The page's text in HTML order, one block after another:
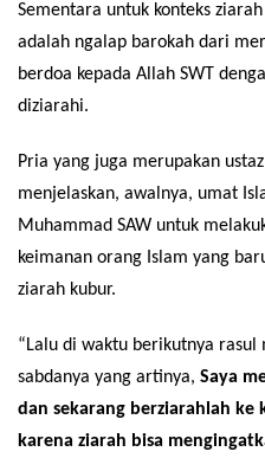
Sementara untuk konteks
adalah ngalap barokah dari
berdoa kepada Allah SWT
diziarahi.
Pria yang juga merupakan
menjelaskan, awalnya, umat
Muhammad SAW untuk
keimanan orang Islam yang
ziarah kubur.
“Lalu di waktu berikutnya
sabdanya yang artinya, Saya
dan sekarang berziarahlah
karena ziarah bisa